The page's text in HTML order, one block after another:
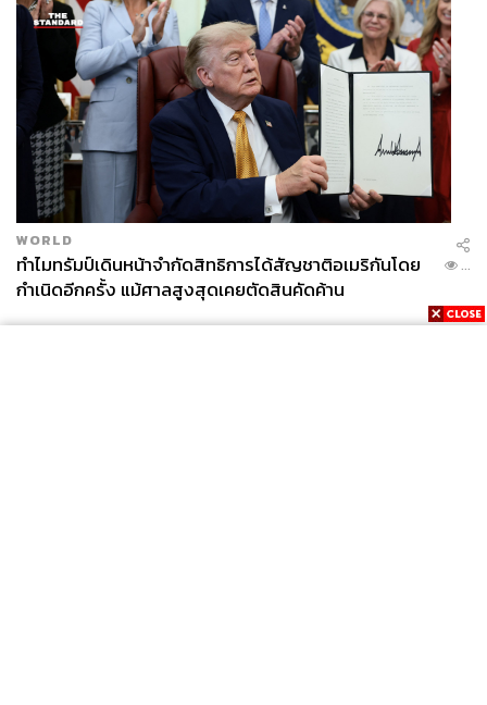
WORLD
ทำไมทรัมป์เดินหน้าจำกัดสิทธิการได้สัญชาติอเมริกันโดย
กำเนิดอีกครั้ง แม้ศาลสูงสุดเคยตัดสินคัดค้าน
...